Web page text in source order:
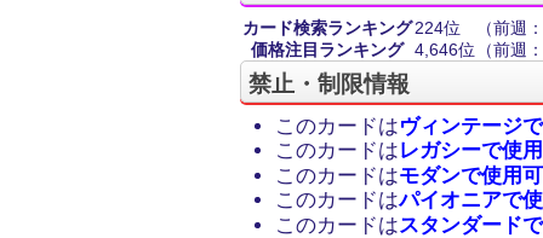
カード検索ランキング224位
（前週
価格注目ランキング 4,646位 （前週
禁止・制限情報
このカードはヴィンテージ
このカードはレガシーで使
このカードはモダンで使用
このカードはパイオニアで
このカードはスタンダード